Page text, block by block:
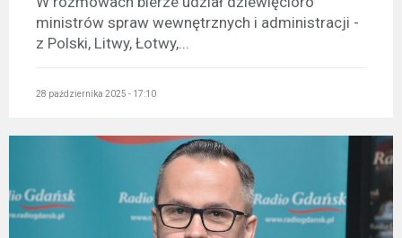
ministrów spraw wewnętrznych i administracji -
z Polski, Litwy, Łotwy,...
28 października 2025 - 17:10